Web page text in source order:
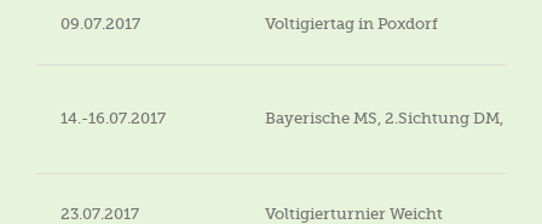
09.07.2017 Voltigiertag in Poxdorf
14.-16.07.2017 Bayerische MS, 2.Sichtung DM,
23.07.2017 Voltigierturnier Weicht